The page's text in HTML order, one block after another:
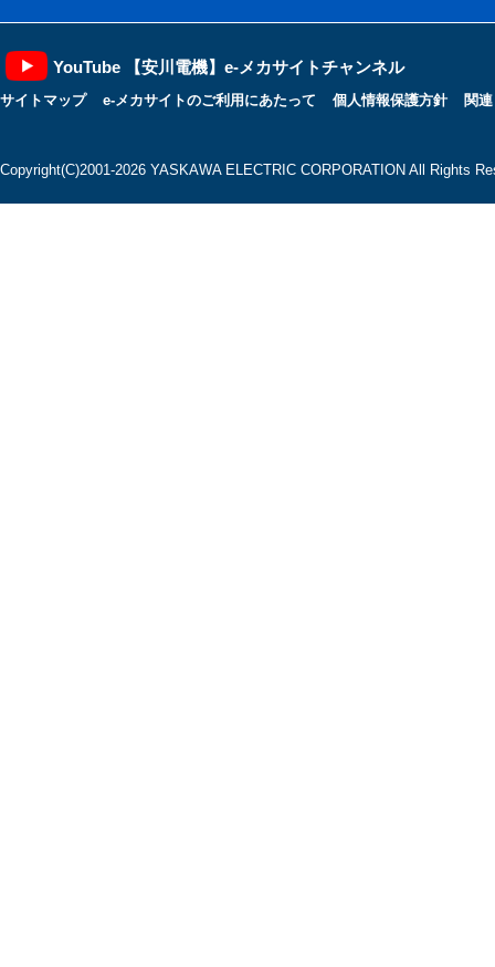
YouTube 【安川電機】e-メカサイトチャンネル
サイトマップ e-メカサイトのご利用にあたって 個人情報保護方針 関
Copyright(C)2001‐2026 YASKAWA ELECTRIC CORPORATION All Rights